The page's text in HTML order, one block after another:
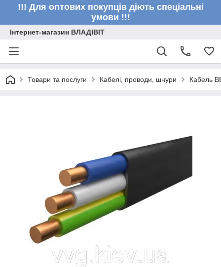
!!! Для оптових покупців діють спеціальні
умови !!!
Інтернет-магазин ВЛАДІВІТ
Товари та послуги Кабелі, проводи, шнури Кабель